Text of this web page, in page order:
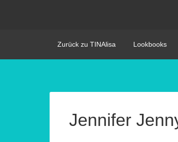
Zurück zu TINAlisa Lookbooks
Jennifer